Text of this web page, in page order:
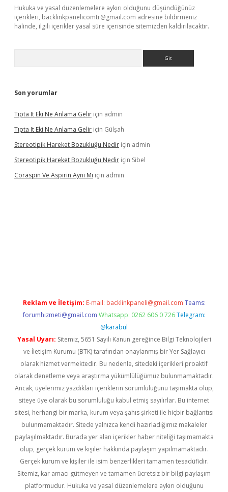
Hukuka ve yasal düzenlemelere aykırı olduğunu düşündüğünüz
içerikleri, backlinkpanelicomtr@gmail.com adresine bildirmeniz
halinde, ilgili içerikler yasal süre içerisinde sitemizden kaldırılacaktır.
Son yorumlar
Tıpta It Eki Ne Anlama Gelir için admin
Tıpta It Eki Ne Anlama Gelir için Gülşah
Stereotipik Hareket Bozukluğu Nedir için admin
Stereotipik Hareket Bozukluğu Nedir için Sibel
Coraspin Ve Aspirin Aynı Mı için admin
Reklam ve İletişim: E-mail: backlinkpaneli@gmail.com Teams:
forumhizmeti@gmail.com Whatsapp: 0262 606 0 726 Telegram:
@karabul
Yasal Uyarı: Sitemiz, 5651 Sayılı Kanun gereğince Bilgi Teknolojileri
ve İletişim Kurumu (BTK) tarafından onaylanmış bir Yer Sağlayıcı
olarak hizmet vermektedir. Bu nedenle, sitedeki içerikleri proaktif
olarak denetleme veya araştırma yükümlülüğümüz bulunmamaktadır.
Ancak, üyelerimiz yazdıkları içeriklerin sorumluluğunu taşımakta olup,
siteye üye olarak bu sorumluluğu kabul etmiş sayılırlar. Bu internet
sitesi, herhangi bir marka, kurum veya şahıs şirketi ile hiçbir bağlantısı
bulunmamaktadır. Sitede yalnızca kendi hazırladığımız makaleler
paylaşılmaktadır. Burada yer alan içerikler haber niteliği taşımamakta
olup, gerçek kurum ve kişiler hakkında paylaşım yapılmamaktadır.
Gerçek kurum ve kişiler ile isim benzerlikleri tamamen tesadüfidir.
Sitemiz, kar amacı gütmeyen ve tamamen ücretsiz bir bilgi paylaşım
platformudur. Hukuka ve yasal düzenlemelere aykırı olduğunu